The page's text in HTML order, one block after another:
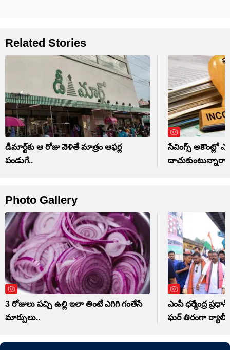
Related Stories
డీమార్ట్‌కు ఆ రోజు వెళితే మాత్రం ఆఫర్ల
పండుగే..
సేవింగ్స్ అకౌంట్లో
Photo Gallery
3 రోజులు పచ్చి ఉల్లి ఇలా తింటే ఎగిగి గంతేసే
మార్పులు..
ఎంపీ ధర్మేంద్ర
ఘర్ తిరంగా ర్యాలీ